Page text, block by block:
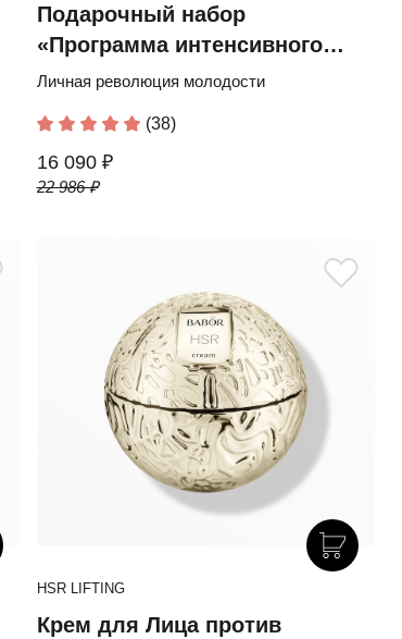
Подарочный набор
«Программа интенсивного
восстановления»
Личная революция молодости
(38)
16 090 ₽
22 986 ₽
HSR LIFTING
Крем для Лица против